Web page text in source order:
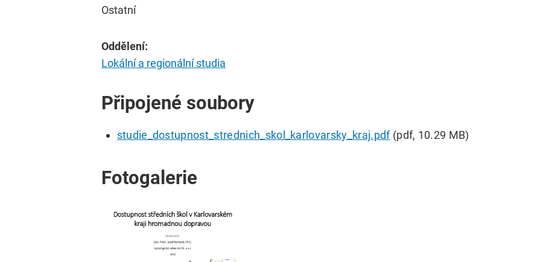
Ostatní
Oddělení:
Lokální a regionální studia
Připojené soubory
studie_dostupnost_strednich_skol_karlovarsky_kraj.pdf(pdf, 10.29 MB)
Fotogalerie